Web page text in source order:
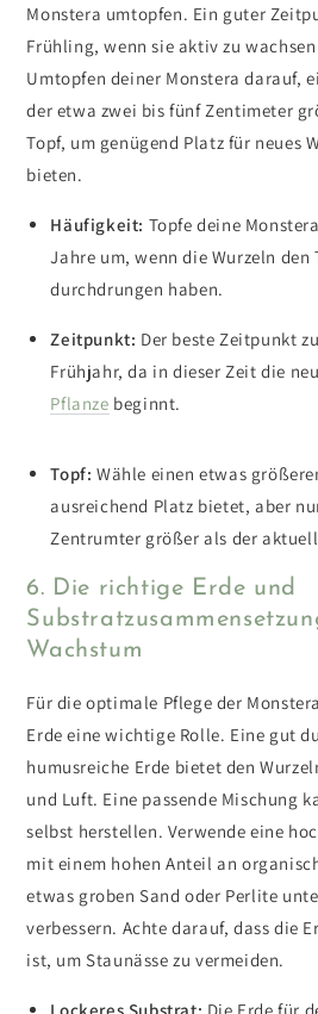
Monstera umtopfen. Ein guter
Frühling, wenn sie aktiv zu
Umtopfen deiner Monstera darauf,
der etwa zwei bis fünf Zentimeter
Topf, um genügend Platz für neues
bieten.
Häufigkeit: Topfe deine
Jahre um, wenn die Wurzeln
durchdrungen haben.
Zeitpunkt: Der beste Zeitpunkt
Frühjahr, da in dieser Zeit die
Pflanze beginnt.
Topf: Wähle einen etwas
ausreichend Platz bietet, aber
Zentrumter größer als der
6. Die richtige Erde und
Wachstum
Für die optimale Pflege der
Erde eine wichtige Rolle. Eine gut
humusreiche Erde bietet den
und Luft. Eine passende Mischung
selbst herstellen. Verwende eine
mit einem hohen Anteil an
etwas groben Sand oder Perlite
verbessern. Achte darauf, dass die
ist, um Staunässe zu vermeiden.